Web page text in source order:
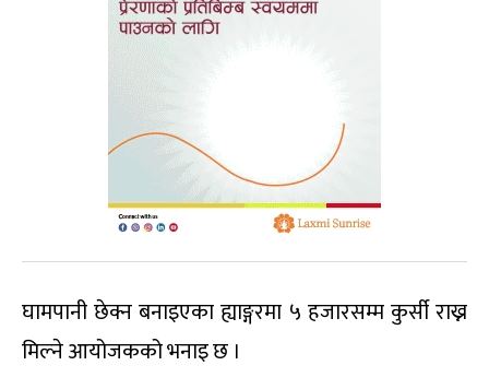
घामपानी छेक्न बनाइएका ह्याङ्गरमा ५ हजारसम्म कुर्सी राख्न
मिल्ने आयोजकको भनाइ छ ।